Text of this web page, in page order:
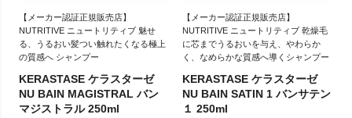
【メーカー認証正規販売店】
NUTRITIVE ニュートリティブ 魅せ
る、うるおい髪つい触れたくなる極上
の質感へ シャンプー
KERASTASE ケラスターゼ
NU BAIN MAGISTRAL バン
マジストラル 250ml
【メーカー認証正規販売店】
NUTRITIVE ニュートリティブ 乾燥毛
に芯までうるおいを与え、やわらか
く、なめらかな質感へ導くシャンプー
KERASTASE ケラスターゼ
NU BAIN SATIN 1 バンサテン
１ 250ml